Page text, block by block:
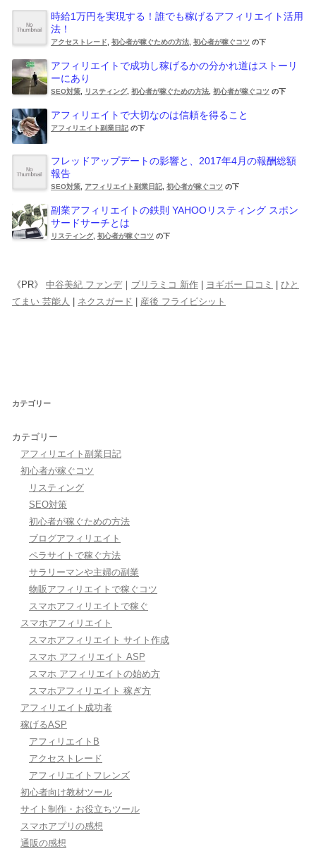
時給1万円を実現する！誰でも稼げるアフィリエイト活用
法！
アクセストレード 初心者が稼ぐための方法 初心者が稼ぐコツ の下
アフィリエイトで成功し稼げるかの分かれ道はストーリ
ーにあり
SEO対策 リスティング, 初心者が稼ぐための方法 初心者が稼ぐコツ の下
アフィリエイトで大切なのは信頼を得ること
アフィリエイト副業日記 の下
フレッドアップデートの影響と、2017年4月の報酬総額
報告
SEO対策 アフィリエイト副業日記 初心者が稼ぐコツ の下
副業アフィリエイトの鉄則 YAHOOリスティング スポン
サードサーチとは
リスティング, 初心者が稼ぐコツ の下
《PR》 中谷美紀 ファンデ｜ ブリラミコ 新作 ヨギボー 口コミ
ひと
てまい 芸能人
ネクスガード 産後 フライビシット
カテゴリー
カテゴリー
アフィリエイト副業日記
初心者が稼ぐコツ
リスティング
SEO対策
初心者が稼ぐための方法
ブログアフィリエイト
ペラサイトで稼ぐ方法
サラリーマンや主婦の副業
物販アフィリエイトで稼ぐコツ
スマホアフィリエイトで稼ぐ
スマホアフィリエイト
スマホアフィリエイト サイト作成
スマホ アフィリエイト ASP
スマホ アフィリエイトの始め方
スマホアフィリエイト 稼ぎ方
アフィリエイト成功者
稼げるASP
アフィリエイトB
アクセストレード
アフィリエイトフレンズ
初心者向け教材ツール
サイト制作・お役立ちツール
スマホアプリの感想
通販の感想